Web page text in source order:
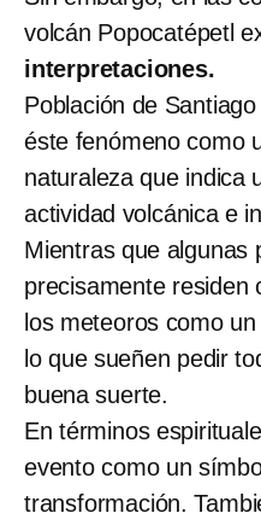
volcán Popocatépetl
interpretaciones.
Población de
éste fenómeno como
naturaleza que indica
actividad volcánica e
Mientras que algunas
precisamente residen
los meteoros como
lo que sueñen pedir
buena suerte.
En términos
evento como un
transformación.